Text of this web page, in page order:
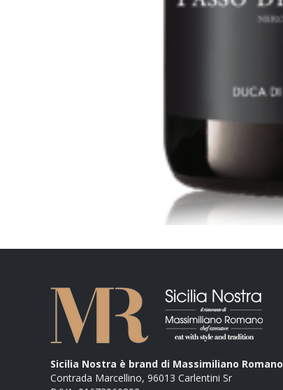
Sicilia Nostra è brand di Massimiliano Romano
Contrada Marcellino, 96013 Carlentini Sr